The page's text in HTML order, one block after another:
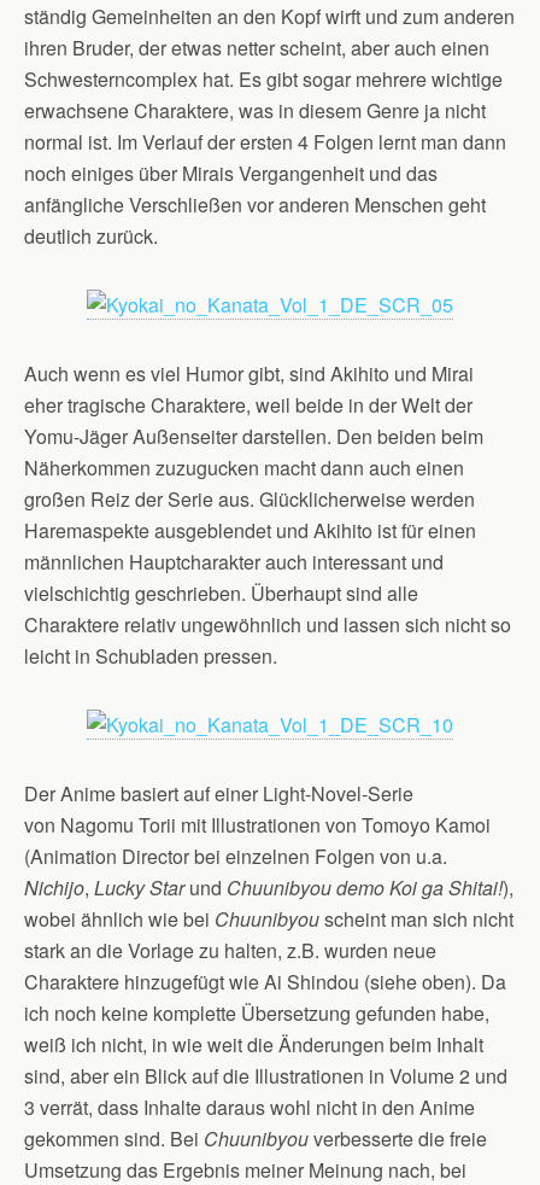
ständig Gemeinheiten an den Kopf wirft und zum anderen
ihren Bruder, der etwas netter scheint, aber auch einen
Schwesterncomplex hat. Es gibt sogar mehrere wichtige
erwachsene Charaktere, was in diesem Genre ja nicht
normal ist. Im Verlauf der ersten 4 Folgen lernt man dann
noch einiges über Mirais Vergangenheit und das
anfängliche Verschließen vor anderen Menschen geht
deutlich zurück.
Auch wenn es viel Humor gibt, sind Akihito und Mirai
eher tragische Charaktere, weil beide in der Welt der
Yomu-Jäger Außenseiter darstellen. Den beiden beim
Näherkommen zuzugucken macht dann auch einen
großen Reiz der Serie aus. Glücklicherweise werden
Haremaspekte ausgeblendet und Akihito ist für einen
männlichen Hauptcharakter auch interessant und
vielschichtig geschrieben. Überhaupt sind alle
Charaktere relativ ungewöhnlich und lassen sich nicht so
leicht in Schubladen pressen.
Der Anime basiert auf einer Light-Novel-Serie
von Nagomu Torii mit Illustrationen von Tomoyo Kamoi
(Animation Director bei einzelnen Folgen von u.a.
Nichijo, Lucky Starund Chuunibyou demo Koi ga Shitai!),
wobei ähnlich wie bei Chuunibyouscheint man sich nicht
stark an die Vorlage zu halten, z.B. wurden neue
Charaktere hinzugefügt wie Ai Shindou (siehe oben). Da
ich noch keine komplette Übersetzung gefunden habe,
weiß ich nicht, in wie weit die Änderungen beim Inhalt
sind, aber ein Blick auf die Illustrationen in Volume 2 und
3 verrät, dass Inhalte daraus wohl nicht in den Anime
gekommen sind. Bei Chuunibyouverbesserte die freie
Umsetzung das Ergebnis meiner Meinung nach, bei